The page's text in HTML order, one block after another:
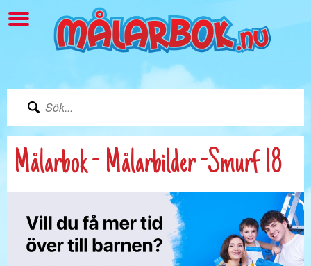
Målarbok - Målarbilder -Smurf 18